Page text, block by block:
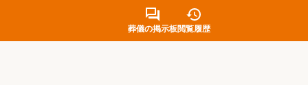
葬儀の掲示板閲覧履歴